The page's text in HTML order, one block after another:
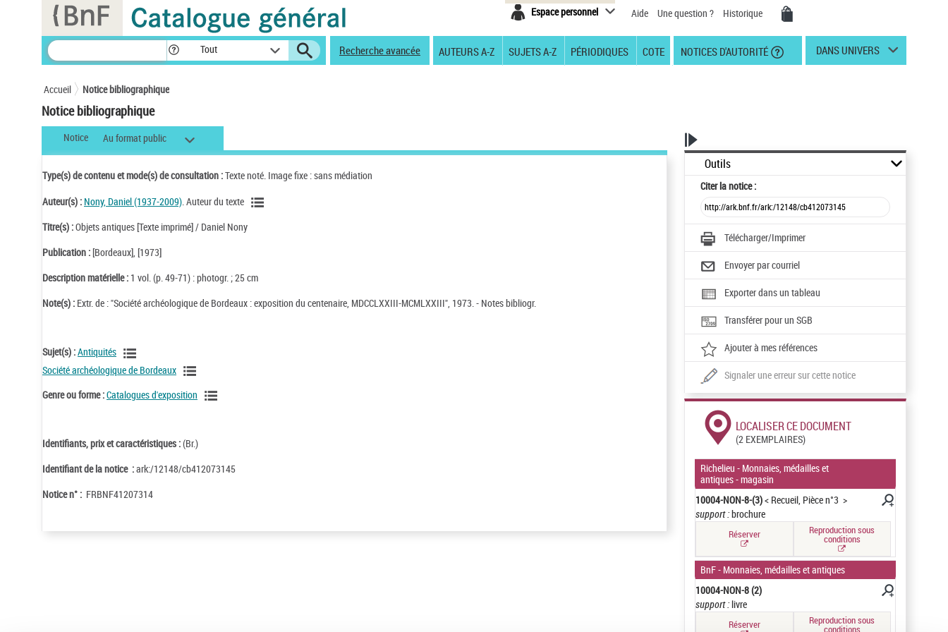
Espace personnel Aide Une question ? Historique
Tout Recherche avancée AUTEURS A-Z SUJETS A-Z PÉRIODIQUES COTE NOTICES D'AUTORITÉ DANS UNIVERS
Accueil Notice bibliographique
Notice bibliographique
Notice Au format public
Type(s) de contenu et mode(s) de consultation :Texte noté. Image fixe : sans médiation
Auteur(s) : Nony, Daniel (1937-2009) . Auteur du texte
Titre(s) :Objets antiques [Texte imprimé] / Daniel Nony
Publication : [Bordeaux], [1973]
Description matérielle : 1 vol. (p. 49-71) : photogr. ; 25 cm
Note(s) : Extr. de : "Société archéologique de Bordeaux : exposition du centenaire, MDCCLXXIII-MCMLXXIII", 1973. - Notes bibliogr.
Sujet(s) :Antiquités
Société archéologique de Bordeaux
Genre ou forme :Catalogues d'exposition
Identifiants, prix et caractéristiques :(Br.)
Identifiant de la notice :ark:/12148/cb412073145
Notice n° : FRBNF41207314
Outils
Citerla notice :
Télécharger/Imprimer
Envoyer par courriel
Exporter dans un tableau
Transférer pour un SGB
Ajouter à mes références
Signaler une erreur sur cette notice
LOCALISER CE DOCUMENT
(2 EXEMPLAIRES)
Richelieu - Monnaies, médailles et
antiques - magasin
10004-NON-8-(3)< Recueil, Pièce n°3 >
support :brochure
Réserver Reproduction sous
conditions
BnF - Monnaies, médailles et antiques
10004-NON-8 (2)
support :livre
Réserver Reproduction sous
conditions
Panneau de gestion des cookies